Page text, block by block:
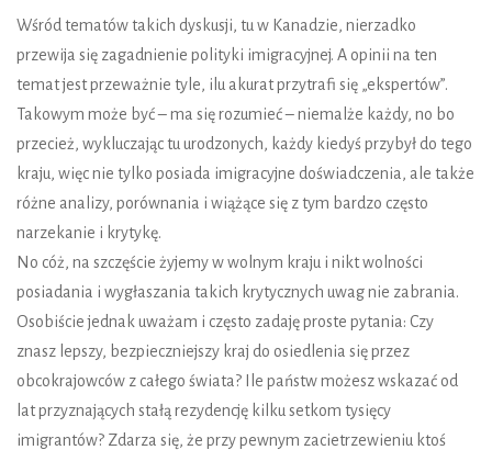
Wśród tematów takich dyskusji, tu w Kanadzie, nierzadko
przewija się zagadnienie polityki imigracyjnej. A opinii na ten
temat jest przeważnie tyle, ilu akurat przytrafi się „ekspertów”.
Takowym może być – ma się rozumieć – niemalże każdy, no bo
przecież, wykluczając tu urodzonych, każdy kiedyś przybył do tego
kraju, więc nie tylko posiada imigracyjne doświadczenia, ale także
różne analizy, porównania i wiążące się z tym bardzo często
narzekanie i krytykę.
No cóż, na szczęście żyjemy w wolnym kraju i nikt wolności
posiadania i wygłaszania takich krytycznych uwag nie zabrania.
Osobiście jednak uważam i często zadaję proste pytania: Czy
znasz lepszy, bezpieczniejszy kraj do osiedlenia się przez
obcokrajowców z całego świata? Ile państw możesz wskazać od
lat przyznających stałą rezydencję kilku setkom tysięcy
imigrantów? Zdarza się, że przy pewnym zacietrzewieniu ktoś